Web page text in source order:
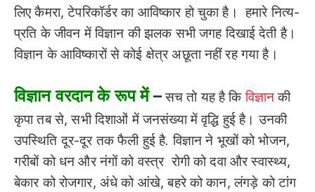
लिए कैमरा, टेपरिकॉर्डर का आविष्कार हो चुका है। हमारे नित्य-
प्रति के जीवन में विज्ञान की झलक सभी जगह दिखाई देती है।
विज्ञान के आविष्कारों से कोई क्षेत्र अछूता नहीं रह गया है।
विज्ञान वरदान के रूप में–सच तो यह है किविज्ञानकी
कृपा तब से, सभी दिशाओं में जनसंख्या में वृद्धि हुई है। उनकी
उपस्थिति दूर-दूर तक फैली हुई है. विज्ञान ने भूखों को भोजन,
गरीबों को धन और नंगों को वस्त्र रोगी को दवा और स्वास्थ्य,
बेकार को रोजगार, अंधे को आंखे, बहरे को कान, लंगड़े को टांग